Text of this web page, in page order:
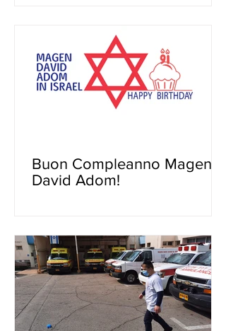
Buon Compleanno Magen
David Adom!